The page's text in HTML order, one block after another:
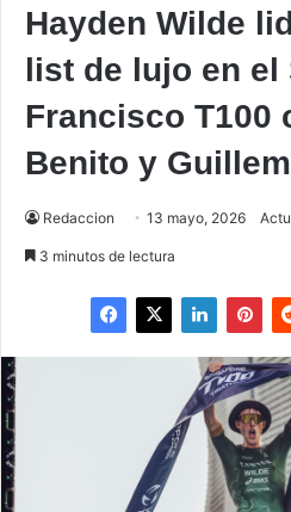
Hayden Wilde
list de lujo en el
Francisco T100
Benito y
Redaccion 13 mayo, 2026
3 minutos de lectura